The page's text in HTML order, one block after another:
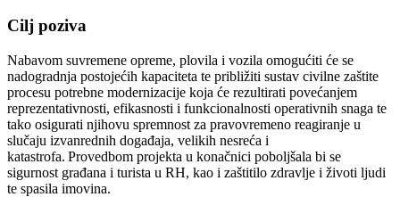
Cilj poziva
Nabavom suvremene opreme, plovila i vozila omogućiti će se
nadogradnja postojećih kapaciteta te približiti sustav civilne zaštite
procesu potrebne modernizacije koja će rezultirati povećanjem
reprezentativnosti, efikasnosti i funkcionalnosti operativnih snaga te
tako osigurati njihovu spremnost za pravovremeno reagiranje u
slučaju izvanrednih događaja, velikih nesreća i
katastrofa. Provedbom projekta u konačnici poboljšala bi se
sigurnost građana i turista u RH, kao i zaštitilo zdravlje i životi ljudi
te spasila imovina.